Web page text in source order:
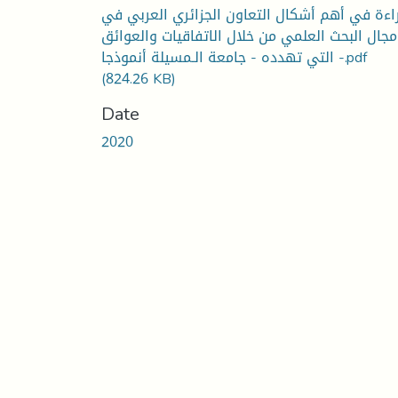
في أهم أشكال التعاون الجزائري العربي في
مجال البحث العلمي من خلال الاتفاقيات والعوائق
التي تهدده - جامعة الـمسيلة أنموذجا -.pdf
(824.26 KB)
Date
2020